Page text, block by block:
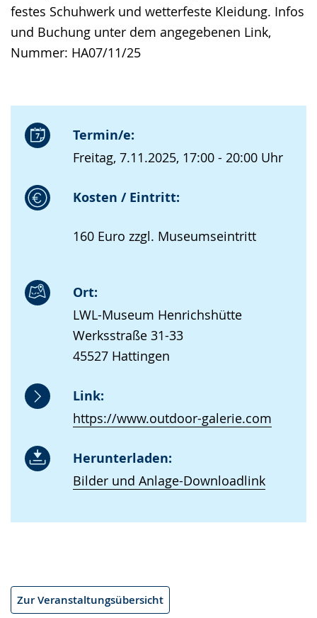
festes Schuhwerk und wetterfeste Kleidung. Infos
und Buchung unter dem angegebenen Link,
Nummer: HA07/11/25
Termin/e:
Freitag, 7.11.2025, 17:00 - 20:00 Uhr
Kosten / Eintritt:
160 Euro zzgl. Museumseintritt
Ort:
LWL-Museum Henrichshütte
Werksstraße 31-33
45527 Hattingen
Link:
https://www.outdoor-galerie.com
Herunterladen:
Bilder und Anlage-Downloadlink
Zur Veranstaltungsübersicht